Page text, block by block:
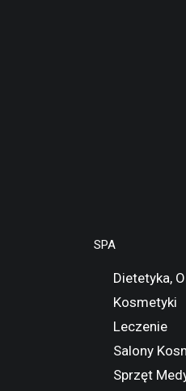
SPA
Dietetyka,
Kosmetyki
Leczenie
Salony
Sprzęt